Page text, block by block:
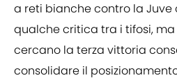
a reti bianche contro la
qualche critica tra i tifosi, ma
cercano la terza vittoria
consolidare il